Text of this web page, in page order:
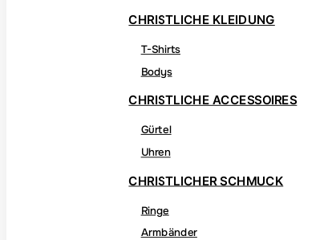
CHRISTLICHE KLEIDUNG
T-Shirts
Bodys
CHRISTLICHE ACCESSOIRES
Gürtel
Uhren
CHRISTLICHER SCHMUCK
Ringe
Armbänder